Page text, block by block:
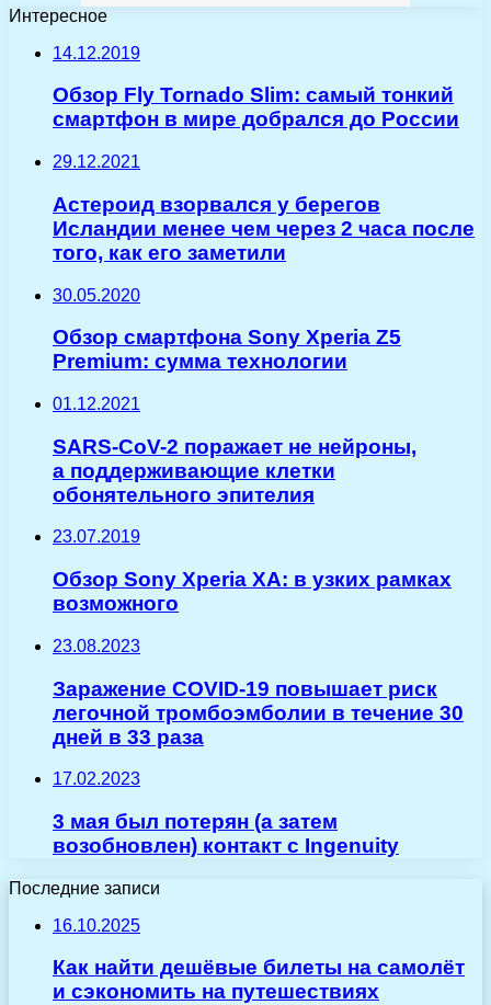
Интересное
14.12.2019
Обзор Fly Tornado Slim: самый тонкий
смартфон в мире добрался до России
29.12.2021
Астероид взорвался у берегов
Исландии менее чем через 2 часа после
того, как его заметили
30.05.2020
Обзор смартфона Sony Xperia Z5
Premium: сумма технологии
01.12.2021
SARS-CoV-2 поражает не нейроны,
а поддерживающие клетки
обонятельного эпителия
23.07.2019
Обзор Sony Xperia XA: в узких рамках
возможного
23.08.2023
Заражение COVID-19 повышает риск
легочной тромбоэмболии в течение 30
дней в 33 раза
17.02.2023
3 мая был потерян (а затем
возобновлен) контакт с Ingenuity
Последние записи
16.10.2025
Как найти дешёвые билеты на самолёт
и сэкономить на путешествиях